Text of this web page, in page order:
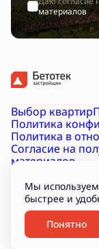
материалов
Выбор квартир
Политика
Политика в
Согласие на
материалов
Проектная
Подборки
Разработано
Мы
быстрее и
Понятно